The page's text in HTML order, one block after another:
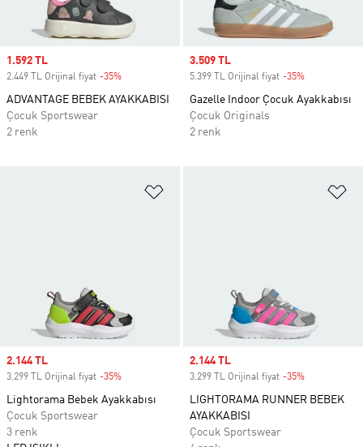
Sale price
1.592 TL
2.449 TL Orijinal fiyat -35%
ADVANTAGE BEBEK AYAKKABISI
Çocuk Sportswear
2 renk
Sale price
3.509 TL
5.399 TL Orijinal fiyat -35%
Gazelle Indoor Çocuk Ayakkabısı
Çocuk Originals
2 renk
Sale price
2.144 TL
3.299 TL Orijinal fiyat -35%
Lightorama Bebek Ayakkabısı
Çocuk Sportswear
3 renk
Sale price
2.144 TL
3.299 TL Orijinal fiyat -35%
LIGHTORAMA RUNNER BEBEK
AYAKKABISI
Çocuk Sportswear